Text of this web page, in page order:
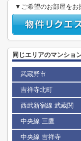
▼ご希望のお部屋をお
同じエリアのマンショ
武蔵野市
吉祥寺北町
西武新宿線 武蔵関
中央線 三鷹
中央線 吉祥寺